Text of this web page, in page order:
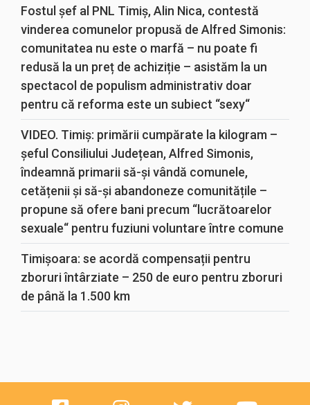
Fostul șef al PNL Timiș, Alin Nica, contestă
vinderea comunelor propusă de Alfred Simonis:
comunitatea nu este o marfă – nu poate fi
redusă la un preț de achiziție – asistăm la un
spectacol de populism administrativ doar
pentru că reforma este un subiect “sexy“
VIDEO. Timiș: primării cumpărate la kilogram –
șeful Consiliului Județean, Alfred Simonis,
îndeamnă primarii să-și vândă comunele,
cetățenii și să-și abandoneze comunitățile –
propune să ofere bani precum “lucrătoarelor
sexuale“ pentru fuziuni voluntare între comune
Timișoara: se acordă compensații pentru
zboruri întârziate – 250 de euro pentru zboruri
de până la 1.500 km